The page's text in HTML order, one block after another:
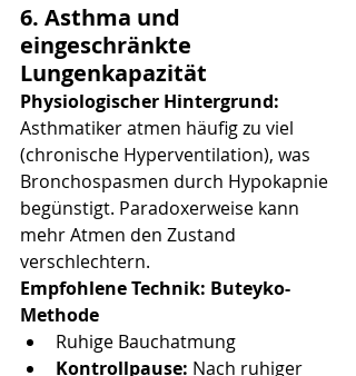
6. Asthma und
eingeschränkte
Lungenkapazität
Physiologischer Hintergrund:
Asthmatiker atmen häufig zu viel
(chronische Hyperventilation), was
Bronchospasmen durch Hypokapnie
begünstigt. Paradoxerweise kann
mehr Atmen den Zustand
verschlechtern.
Empfohlene Technik: Buteyko-
Methode
Ruhige Bauchatmung
Kontrollpause: Nach ruhiger